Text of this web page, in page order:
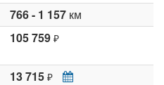
766 - 1 157 км
105 759 ₽
13 715 ₽